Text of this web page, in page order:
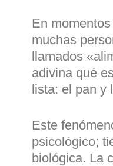
En
muchas
llamados «
adivina qué
lista: el pan y
Este
psicológico;
biológica. La